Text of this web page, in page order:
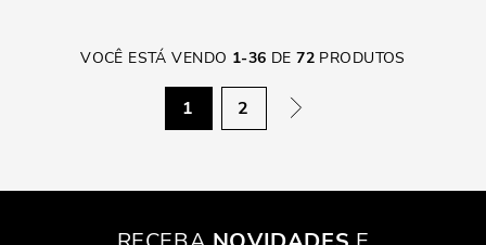
VOCÊ ESTÁ VENDO 1-36 DE72 PRODUTOS
1 2